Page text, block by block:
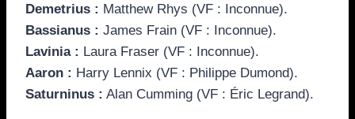
Demetrius : Matthew Rhys (VF : Inconnue).
Bassianus : James Frain (VF : Inconnue).
Lavinia : Laura Fraser (VF : Inconnue).
Aaron : Harry Lennix (VF : Philippe Dumond).
Saturninus : Alan Cumming (VF : Éric Legrand).